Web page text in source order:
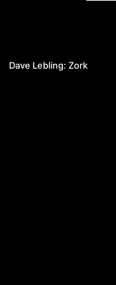
Dave Lebling: Zork